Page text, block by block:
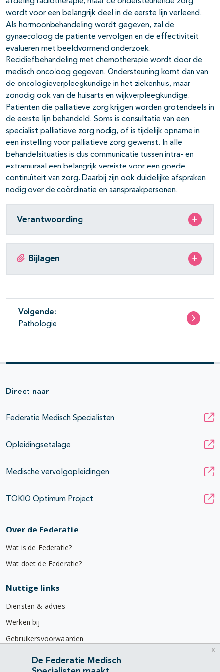
open- en dichtklappen
wordt voor een belangrijk deel in de eerste lijn verleend.
Als hormoonbehandeling wordt gegeven, zal de
gynaecoloog de patiënte vervolgen en de effectiviteit
evalueren met beeldvormend onderzoek.
Recidiefbehandeling met chemotherapie wordt door de
medisch oncoloog gegeven. Ondersteuning komt dan van
de oncologieverpleegkundige in het ziekenhuis, maar
zonodig ook van de huisarts en wijkverpleegkundige.
Patiënten die palliatieve zorg krijgen worden grotendeels in
de eerste lijn behandeld. Soms is consultatie van een
specialist palliatieve zorg nodig, of is tijdelijk opname in
een instelling voor palliatieve zorg gewenst. In alle
behandelsituaties is dus communicatie tussen intra- en
extramuraal een belangrijk vereiste voor een goede
continuïteit van zorg. Daarbij zijn ook duidelijke afspraken
nodig over de coördinatie en aanspraakpersonen.
Verantwoording
Bijlagen
Volgende:
Pathologie
Direct naar
Federatie Medisch Specialisten
Opleidingsetalage
Medische vervolgopleidingen
TOKIO Optimum Project
Over de Federatie
Wat is de Federatie?
Wat doet de Federatie?
Nuttige links
Diensten & advies
Werken bij
Gebruikersvoorwaarden
Privacyverklaring
De Federatie Medisch
x